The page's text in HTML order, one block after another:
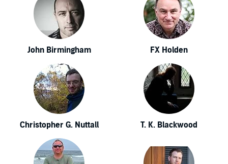
John Birmingham FX Holden
Christopher G. Nuttall T. K. Blackwood